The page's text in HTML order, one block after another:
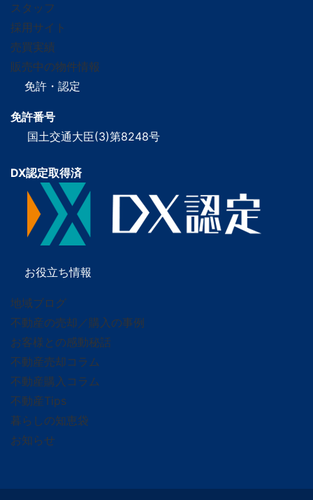
スタッフ
採用サイト
売買実績
販売中の物件情報
免許・認定
免許番号
国土交通大臣(3)第8248号
DX認定取得済
お役立ち情報
地域ブログ
不動産の売却／購入の事例
お客様との感動秘話
不動産売却コラム
不動産購入コラム
不動産Tips
暮らしの知恵袋
お知らせ